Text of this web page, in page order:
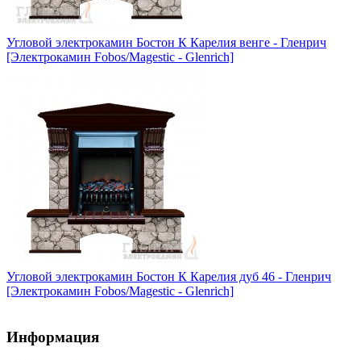
Угловой электрокамин Бостон К Карелия венге - Гленрич
[Электрокамин Fobos/Magestic - Glenrich]
Угловой электрокамин Бостон К Карелия дуб 46 - Гленрич
[Электрокамин Fobos/Magestic - Glenrich]
Информация